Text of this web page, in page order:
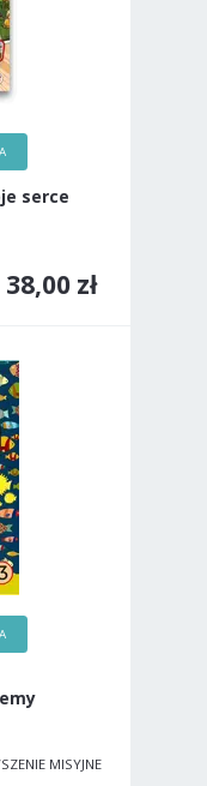
serce
38,00 zł
MISYJNE